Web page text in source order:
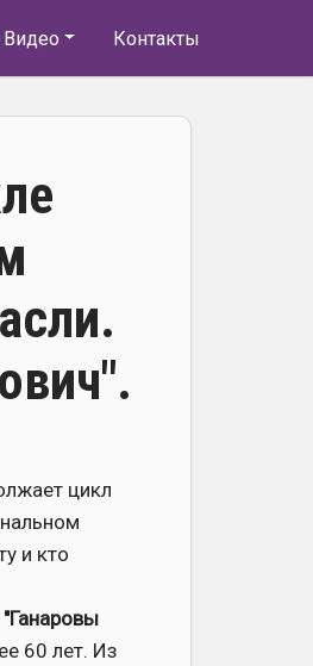
Видео Контакты
цикл
и кто
60 лет. Из